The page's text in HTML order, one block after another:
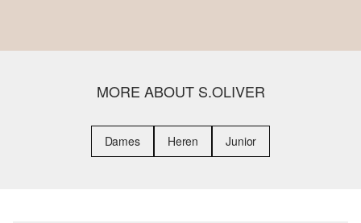
MORE ABOUT S.OLIVER
Dames Heren Junior